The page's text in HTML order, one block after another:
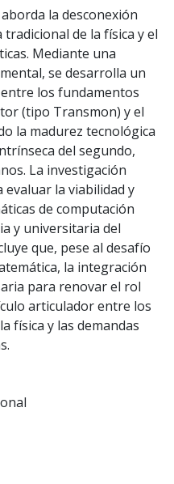
la desconexión
de la física y el
Mediante una
se desarrolla un
los fundamentos
(tipo Transmon) y el
la madurez tecnológica
del segundo,
La investigación
la viabilidad y
de computación
y universitaria del
que, pese al desafío
la integración
para renovar el rol
articulador entre los
física y las demandas